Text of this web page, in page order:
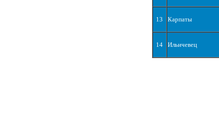
13 Карпаты
14 Ильичевец